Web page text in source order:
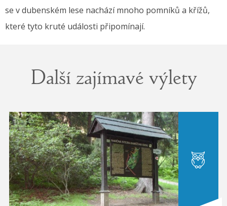
se v dubenském lese nachází mnoho pomníků a křížů,
které tyto kruté události připomínají.
Další zajímavé výlety